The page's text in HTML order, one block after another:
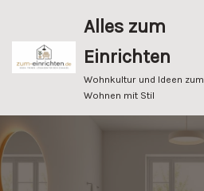
Zum
Inhalt
Alles zum
Einrichten
Wohnkultur und Ideen zum
Wohnen mit Stil